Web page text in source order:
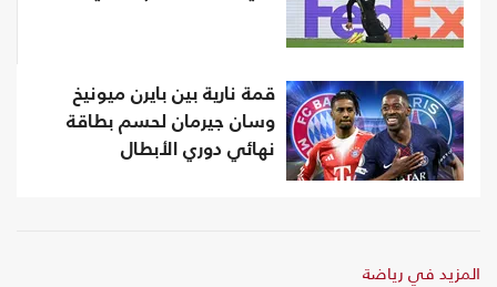
قمة نارية بين بايرن ميونيخ
وسان جيرمان لحسم بطاقة
نهائي دوري الأبطال
المزيد في رياضة